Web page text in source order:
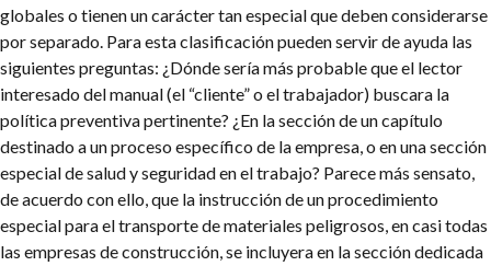
globales o tienen un carácter tan especial que deben considerarse
por separado. Para esta clasificación pueden servir de ayuda las
siguientes preguntas: ¿Dónde sería más probable que el lector
interesado del manual (el “cliente” o el trabajador) buscara la
política preventiva pertinente? ¿En la sección de un capítulo
destinado a un proceso específico de la empresa, o en una sección
especial de salud y seguridad en el trabajo? Parece más sensato,
de acuerdo con ello, que la instrucción de un procedimiento
especial para el transporte de materiales peligrosos, en casi todas
las empresas de construcción, se incluyera en la sección dedicada